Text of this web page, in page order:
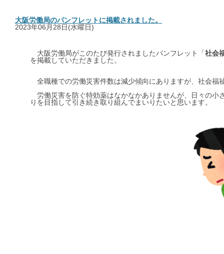
大阪労働局のパンフレットに掲載されました。
2023年06月28日(水曜日)
大阪労働局がこのたび発行されましたパンフレット「社会
を掲載していただきました。
全職種での労働災害件数は減少傾向にありますが、社会福
労働災害を防ぐ特効薬はなかなかありませんが、日々の小
りを目指して引き続き取り組んでまいりたいと思います。